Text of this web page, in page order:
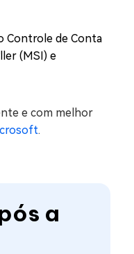
Controle de Conta
(MSI) e
e com melhor
.
a